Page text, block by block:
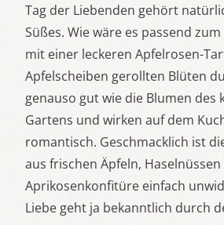
Tag der Liebenden gehört
Süßes. Wie wäre es passend
mit einer leckeren Apfelrosen-
Apfelscheiben gerollten Blüten
genauso gut wie die Blumen des
Gartens und wirken auf dem
romantisch. Geschmacklich ist
aus frischen Äpfeln,
Aprikosenkonfitüre einfach
Liebe geht ja bekanntlich durch